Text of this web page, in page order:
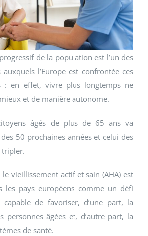
de la population est l’un des
l’Europe est confrontée ces
: en effet, vivre plus longtemps ne
et de manière autonome.
âgés de plus de 65 ans va
50 prochaines années et celui des
tripler.
le vieillissement actif et sain (AHA) est
les pays européens comme un défi
capable de favoriser, d’une part, la
personnes âgées et, d’autre part, la
de santé.